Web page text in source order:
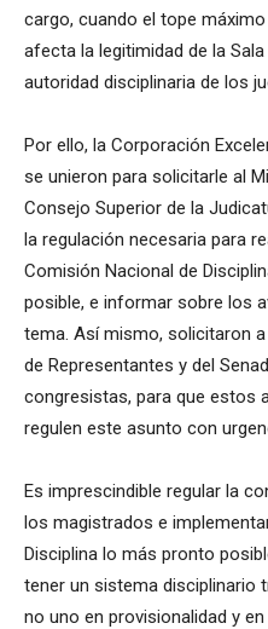
cargo, cuando el tope
afecta la legitimidad de la
autoridad disciplinaria de los
Por ello, la Corporación
se unieron para solicitarle al
Consejo Superior de la
la regulación necesaria para
Comisión Nacional de
posible, e informar sobre los
tema. Así mismo, solicitaron
de Representantes y del
congresistas, para que estos
regulen este asunto con
Es imprescindible regular la
los magistrados e
Disciplina lo más pronto
tener un sistema disciplinario
no uno en provisionalidad y